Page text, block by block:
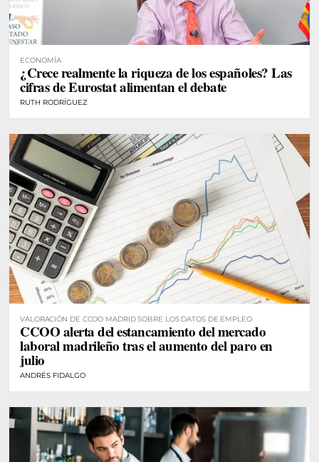
ECONOMÍA
¿Crece realmente la riqueza de los españoles? Las
cifras de Eurostat alimentan el debate
RUTH RODRÍGUEZ
VALORACIÓN DE CCOO MADRID SOBRE LOS DATOS DE EMPLEO
CCOO alerta del estancamiento del mercado
laboral madrileño tras el aumento del paro en
julio
ANDRÉS FIDALGO